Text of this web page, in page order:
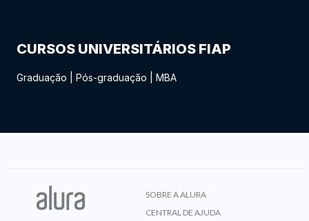
CURSOS UNIVERSITÁRIOS FIAP
Graduação Pós-graduação MBA
SOBRE A ALURA
CENTRAL DE AJUDA